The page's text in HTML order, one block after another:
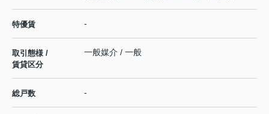
特優賃 -
取引態様 /
賃貸区分
一般媒介 / 一般
総戸数 -